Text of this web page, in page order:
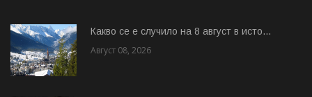
Какво се е случило на 8 август в исто...
Август 08, 2026